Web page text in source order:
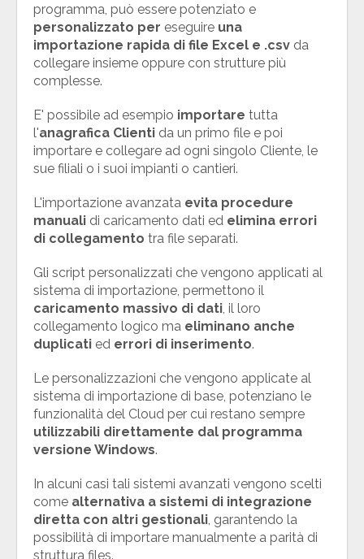
programma, può essere potenziato e
personalizzato per eseguire una
importazione rapida di file Excel e .csv da
collegare insieme oppure con strutture più
complesse.
E' possibile ad esempio importare tutta
l'anagrafica Clienti da un primo file e poi
importare e collegare ad ogni singolo Cliente, le
sue filiali o i suoi impianti o cantieri.
L'importazione avanzata evita procedure
manuali di caricamento dati ed elimina errori
di collegamento tra file separati.
Gli script personalizzati che vengono applicati al
sistema di importazione, permettono il
caricamento massivo di dati , il loro
collegamento logico ma eliminano anche
duplicati ed errori di inserimento.
Le personalizzazioni che vengono applicate al
sistema di importazione di base, potenziano le
funzionalità del Cloud per cui restano sempre
utilizzabili direttamente dal programma
versione Windows.
In alcuni casi tali sistemi avanzati vengono scelti
come alternativa a sistemi di integrazione
diretta con altri gestionali , garantendo la
possibilità di importare manualmente a parità di
struttura files.